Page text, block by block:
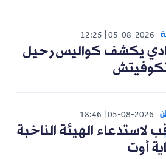
05-08-2026
12:25
يكشف كواليس رحيل
05-08-2026
18:46
لاستدعاء الهيئة الناخبة
أوت